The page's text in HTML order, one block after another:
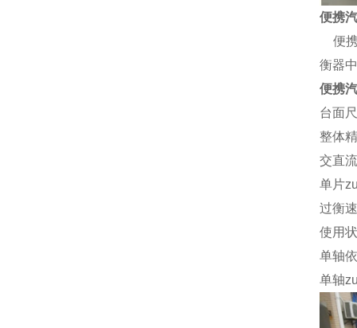
便携
便
衡器
便携
台面
整体
交直
单片
过衡
使用
单轴
单轴